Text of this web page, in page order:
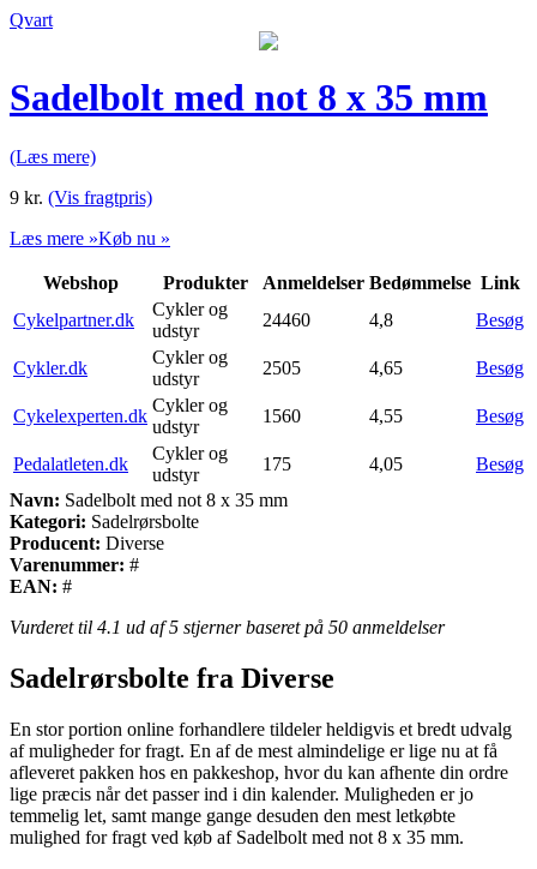
Qvart
Sadelbolt med not 8 x 35 mm
(Læs mere)
9 kr. (Vis fragtpris)
Læs mere »Køb nu »
Webshop Produkter Anmeldelser Bedømmelse Link
Cykelpartner.dk
Cykler og
udstyr
24460 4,8 Besøg
Cykler.dk
Cykler og
udstyr
2505 4,65 Besøg
Cykelexperten.dk
Cykler og
udstyr
1560 4,55 Besøg
Pedalatleten.dk
Cykler og
udstyr
175 4,05
Besøg
Navn: Sadelbolt med not 8 x 35 mm
Kategori: Sadelrørsbolte
Producent: Diverse
Varenummer: #
EAN: #
Vurderet til 4.1 ud af 5 stjerner baseret på 50 anmeldelser
Sadelrørsbolte fra Diverse
En stor portion online forhandlere tildeler heldigvis et bredt udvalg
af muligheder for fragt. En af de mest almindelige er lige nu at få
afleveret pakken hos en pakkeshop, hvor du kan afhente din ordre
lige præcis når det passer ind i din kalender. Muligheden er jo
temmelig let, samt mange gange desuden den mest letkøbte
mulighed for fragt ved køb af Sadelbolt med not 8 x 35 mm.